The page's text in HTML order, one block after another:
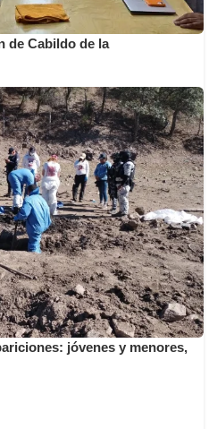
de Cabildo de la
jóvenes y menores,